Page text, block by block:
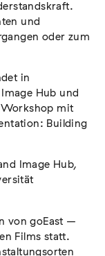
Deutscher
und
oder zum
in
Hub und
mit
Building
Image Hub,
von goEast –
Films statt.